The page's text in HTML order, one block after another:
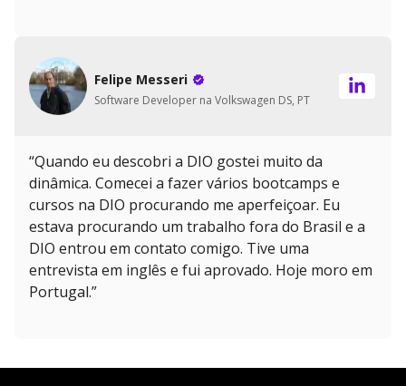
Felipe Messeri
Software Developer na Volkswagen DS, PT
“Quando eu descobri a DIO gostei muito da
dinâmica. Comecei a fazer vários bootcamps e
cursos na DIO procurando me aperfeiçoar. Eu
estava procurando um trabalho fora do Brasil e a
DIO entrou em contato comigo. Tive uma
entrevista em inglês e fui aprovado. Hoje moro em
Portugal.”